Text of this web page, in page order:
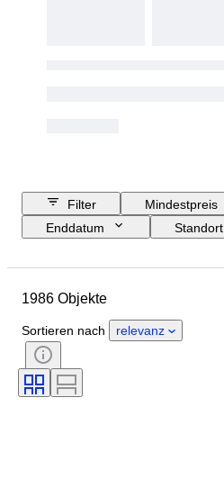
Filter Mindestpreis
Enddatum
Standort
Geschlecht
Unterschrift
Farbe
Accessoires enthalten
Modell
1986 Objekte
Sortieren nach relevanz